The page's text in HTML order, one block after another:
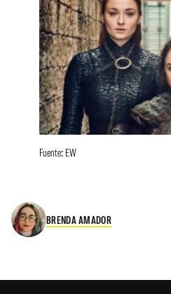
Fuente: EW
BRENDA AMADOR